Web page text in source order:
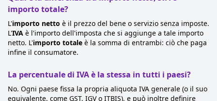
importo totale?
L'importo netto è il prezzo del bene o servizio senza imposte.
L'IVA è l'importo dell'imposta che si aggiunge a tale importo
netto. L'importo totale è la somma di entrambi: ciò che paga
infine il consumatore.
La percentuale di IVA è la stessa in tutti i paesi?
No. Ogni paese fissa la propria aliquota IVA generale (o il suo
equivalente, come GST, IGV o ITBIS), e può inoltre definire